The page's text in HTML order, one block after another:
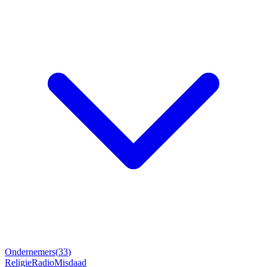
Ondernemers(33)
ReligieRadioMisdaad